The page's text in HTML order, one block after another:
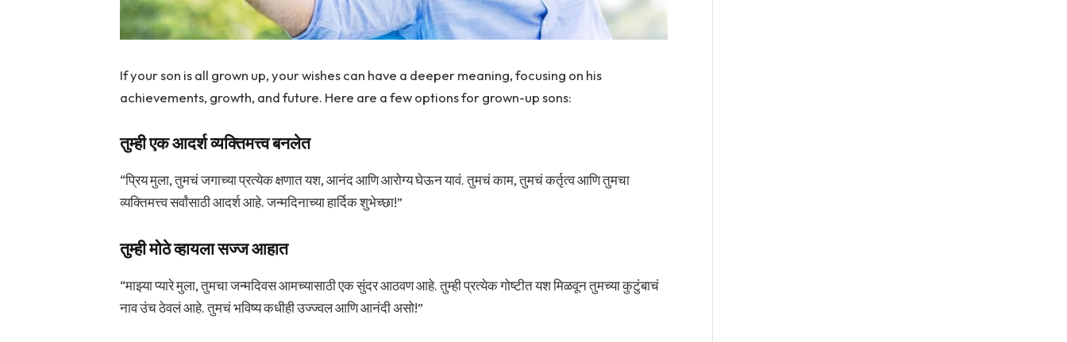
If your son is all grown up, your wishes can have a deeper meaning, focusing on his
achievements, growth, and future. Here are a few options for grown-up sons:
तुम्ही एक आदर्श व्यक्तिमत्त्व बनलेत
“प्रिय मुला, तुमचं जगाच्या प्रत्येक क्षणात यश, आनंद आणि आरोग्य घेऊन यावं. तुमचं काम, तुमचं कर्तृत्व आणि तुमचा
व्यक्तिमत्त्व सर्वांसाठी आदर्श आहे. जन्मदिनाच्या हार्दिक शुभेच्छा!”
तुम्ही मोठे व्हायला सज्ज आहात
“माझ्या प्यारे मुला, तुमचा जन्मदिवस आमच्यासाठी एक सुंदर आठवण आहे. तुम्ही प्रत्येक गोष्टीत यश मिळवून तुमच्या कुटुंबाचं
नाव उंच ठेवलं आहे. तुमचं भविष्य कधीही उज्ज्वल आणि आनंदी असो!”